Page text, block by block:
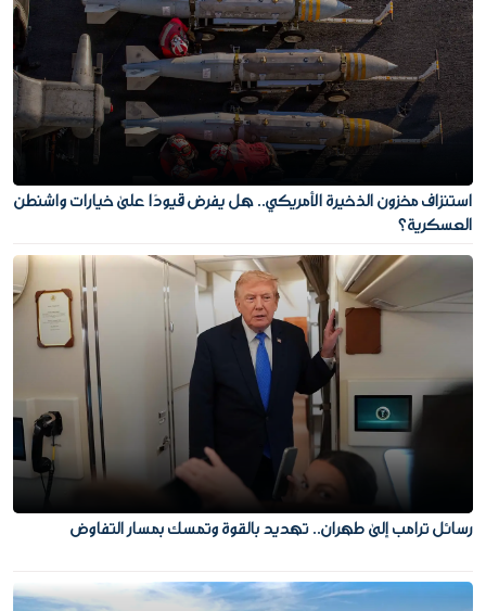
استنزاف مخزون الذخيرة الأمريكي.. هل يفرض قيودًا على خيارات واشنطن
العسكرية؟
رسائل ترامب إلى طهران.. تهديد بالقوة وتمسك بمسار التفاوض